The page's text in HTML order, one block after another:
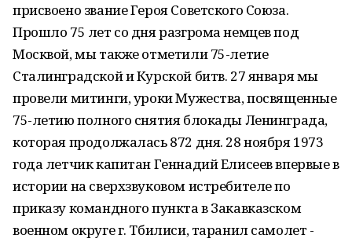
присвоено звание Героя Советского Союза.
Прошло 75 лет со дня разгрома немцев под
Москвой, мы также отметили 75-летие
Сталинградской и Курской битв. 27 января мы
провели митинги, уроки Мужества, посвященные
75-летию полного снятия блокады Ленинграда,
которая продолжалась 872 дня. 28 ноября 1973
года летчик капитан Геннадий Елисеев впервые в
истории на сверхзвуковом истребителе по
приказу командного пункта в Закавказском
военном округе г. Тбилиси, таранил самолет -